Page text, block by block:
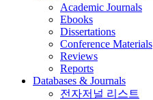
Academic Journals
Ebooks
Dissertations
Conference Materials
Reviews
Reports
Databases & Journals
전자저널 리스트